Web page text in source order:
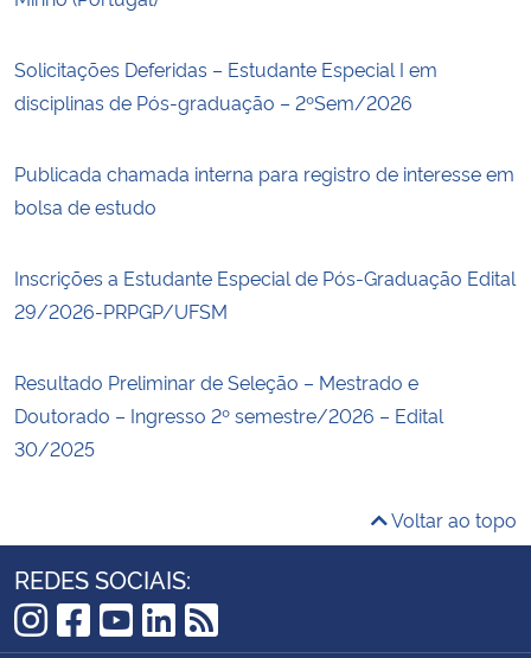
Solicitações Deferidas – Estudante Especial I em
disciplinas de Pós-graduação – 2ºSem/2026
Publicada chamada interna para registro de interesse em
bolsa de estudo
Inscrições a Estudante Especial de Pós-Graduação Edital
29/2026-PRPGP/UFSM
Resultado Preliminar de Seleção – Mestrado e
Doutorado – Ingresso 2º semestre/2026 – Edital
30/2025
Voltar ao topo
REDES SOCIAIS: